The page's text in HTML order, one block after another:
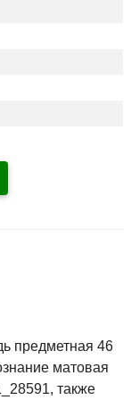
предметная 46
матовая
также